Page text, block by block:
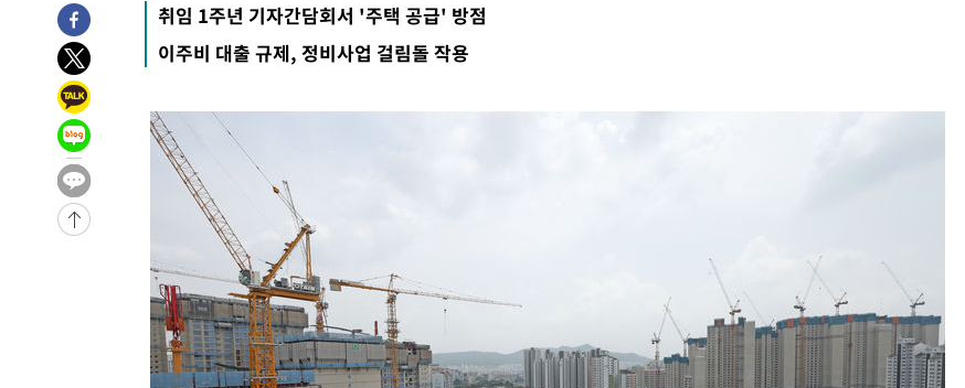
취임 1주년 기자간담회서 '주택 공급' 방점
이주비 대출 규제, 정비사업 걸림돌 작용